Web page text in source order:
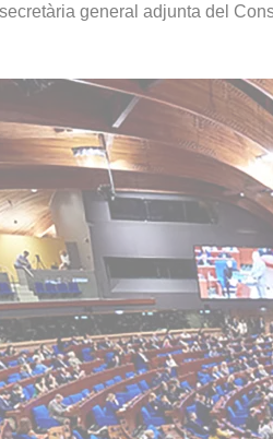
general adjunta del